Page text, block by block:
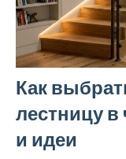
Как
лестницу
и идеи